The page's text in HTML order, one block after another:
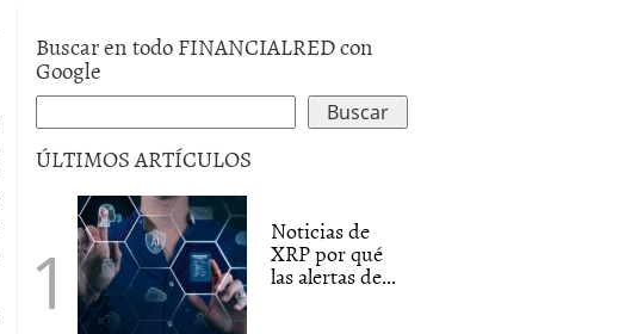
Buscar en todo FINANCIALRED con
Google
ÚLTIMOS ARTÍCULOS
Noticias de
XRP por qué
las alertas de...